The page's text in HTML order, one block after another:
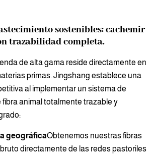
sostenibles: cachemir
trazabilidad completa.
de alta gama reside directamente en
primas. Jingshang establece una
al implementar un sistema de
animal totalmente trazable y
geográficaObtenemos nuestras fibras
directamente de las redes pastoriles